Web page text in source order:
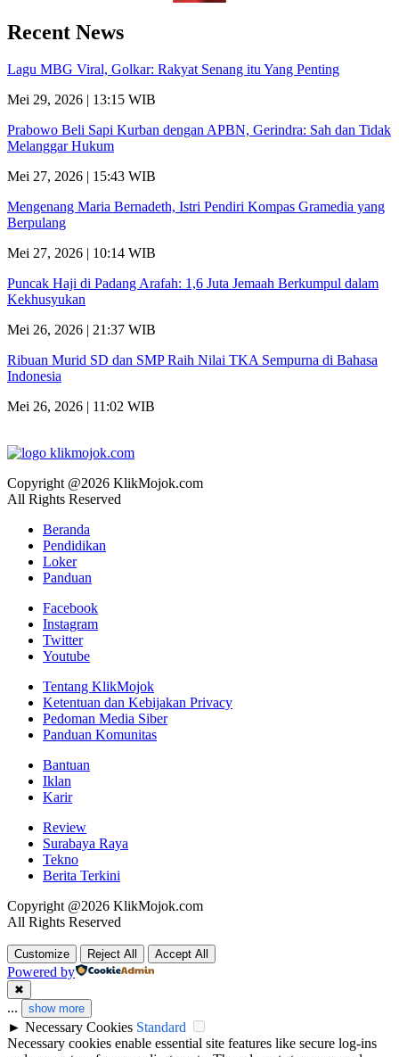
Recent News
Lagu MBG Viral, Golkar: Rakyat Senang itu Yang Penting
Mei 29, 2026 | 13:15 WIB
Prabowo Beli Sapi Kurban dengan APBN, Gerindra: Sah dan Tidak
Melanggar Hukum
Mei 27, 2026 | 15:43 WIB
Mengenang Maria Bernadeth, Istri Pendiri Kompas Gramedia yang
Berpulang
Mei 27, 2026 | 10:14 WIB
Puncak Haji di Padang Arafah: 1,6 Juta Jemaah Berkumpul dalam
Kekhusyukan
Mei 26, 2026 | 21:37 WIB
Ribuan Murid SD dan SMP Raih Nilai TKA Sempurna di Bahasa
Indonesia
Mei 26, 2026 | 11:02 WIB
Copyright @2026 KlikMojok.com
All Rights Reserved
Beranda
Pendidikan
Loker
Panduan
Facebook
Instagram
Twitter
Youtube
Tentang KlikMojok
Ketentuan dan Kebijakan Privacy
Pedoman Media Siber
Panduan Komunitas
Bantuan
Iklan
Karir
Review
Surabaya Raya
Tekno
Berita Terkini
Copyright @2026 KlikMojok.com
All Rights Reserved
Customize Reject All Accept All
Powered by
✖
... show more
► Necessary Cookies Standard
Necessary cookies enable essential site features like secure log-ins